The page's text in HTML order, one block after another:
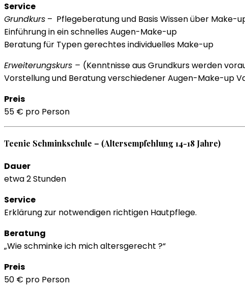
Service
Grundkurs – Pflegeberatung und Basis Wissen über Make-
Einführung in ein schnelles Augen-Make-up
Beratung für Typen gerechtes individuelles Make-up
Erweiterungskurs – (Kenntnisse aus Grundkurs werden
Vorstellung und Beratung verschiedener Augen-Make-up
Preis
55 € pro Person
Teenie Schminkschule – (Altersempfehlung 14-18 Jahre)
Dauer
etwa 2 Stunden
Service
Erklärung zur notwendigen richtigen Hautpflege.
Beratung
„Wie schminke ich mich altersgerecht ?“
Preis
50 € pro Person